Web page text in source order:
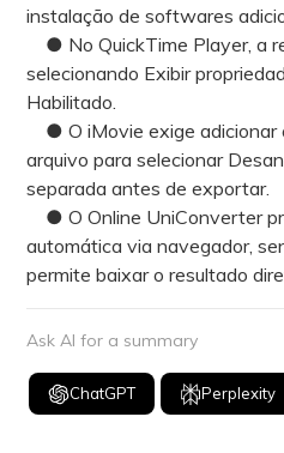
instalação de softwares
● No QuickTime Player, a
selecionando Exibir
Habilitado.
● O iMovie exige adicionar
arquivo para selecionar
separada antes de exportar.
● O Online UniConverter
automática via navegador,
permite baixar o resultado
Ask AI for a summary
ChatGPT Perplexity